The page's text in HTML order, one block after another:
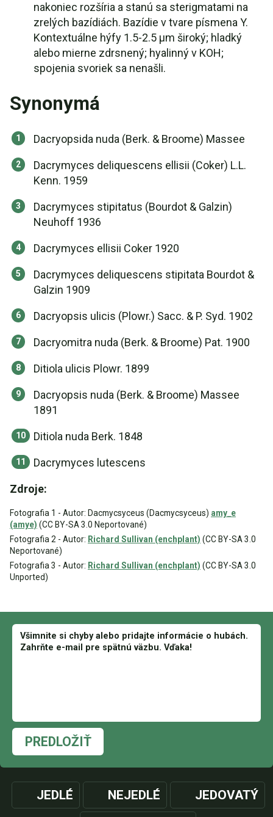
nakoniec rozšíria a stanú sa sterigmatami na
zrelých bazídiách. Bazídie v tvare písmena Y.
Kontextuálne hýfy 1.5-2.5 µm široký; hladký
alebo mierne zdrsnený; hyalinný v KOH;
spojenia svoriek sa nenašli.
Synonymá
Dacryopsida nuda (Berk. & Broome) Massee
Dacrymyces deliquescens ellisii (Coker) L.L.
Kenn. 1959
Dacrymyces stipitatus (Bourdot & Galzin)
Neuhoff 1936
Dacrymyces ellisii Coker 1920
Dacrymyces deliquescens stipitata Bourdot &
Galzin 1909
Dacryopsis ulicis (Plowr.) Sacc. & P. Syd. 1902
Dacryomitra nuda (Berk. & Broome) Pat. 1900
Ditiola ulicis Plowr. 1899
Dacryopsis nuda (Berk. & Broome) Massee
1891
Ditiola nuda Berk. 1848
Dacrymyces lutescens
Zdroje:
Fotografia 1 - Autor: Dacmycsyceus (Dacmycsyceus) amy_e
(amye) (CC BY-SA 3.0 Neportované)
Fotografia 2 - Autor: Richard Sullivan (enchplant) (CC BY-SA 3.0
Neportované)
Fotografia 3 - Autor: Richard Sullivan (enchplant) (CC BY-SA 3.0
Unported)
PREDLOŽIŤ
JEDLÉ NEJEDLÉ JEDOVATÝ